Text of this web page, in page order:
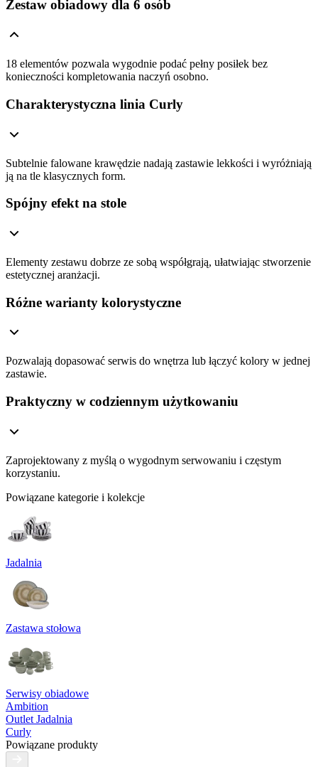
Zestaw obiadowy dla 6 osób
18 elementów pozwala wygodnie podać pełny posiłek bez
konieczności kompletowania naczyń osobno.
Charakterystyczna linia Curly
Subtelnie falowane krawędzie nadają zastawie lekkości i wyróżniają
ją na tle klasycznych form.
Spójny efekt na stole
Elementy zestawu dobrze ze sobą współgrają, ułatwiając stworzenie
estetycznej aranżacji.
Różne warianty kolorystyczne
Pozwalają dopasować serwis do wnętrza lub łączyć kolory w jednej
zastawie.
Praktyczny w codziennym użytkowaniu
Zaprojektowany z myślą o wygodnym serwowaniu i częstym
korzystaniu.
Powiązane kategorie i kolekcje
Jadalnia
Zastawa stołowa
Serwisy obiadowe
Ambition
Outlet Jadalnia
Curly
Powiązane produkty